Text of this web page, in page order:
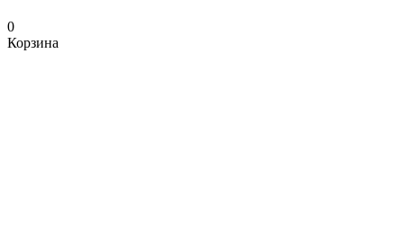
0
Корзина